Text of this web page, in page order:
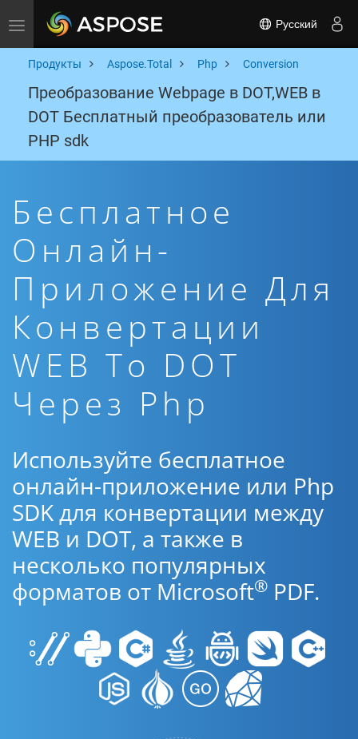
Toggle navigation Русский
Продукты Aspose.Total Php Conversion
Преобразование Webpage в DOT,WEB в
DOT Бесплатный преобразователь или
PHP sdk
Бесплатное
Онлайн-
Приложение Для
Конвертации
WEB To DOT
Через Php
Используйте бесплатное
онлайн-приложение или Php
SDK для конвертации между
WEB и DOT, а также в
несколько популярных
форматов от Microsoft® PDF.